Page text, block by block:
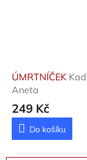
ÚMRTNÍČEK
Aneta
249 Kč
Do košíku